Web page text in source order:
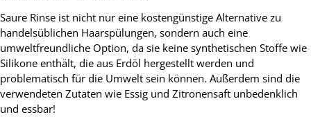
Saure Rinse ist nicht nur eine kostengünstige Alternative zu
handelsüblichen Haarspülungen, sondern auch eine
umweltfreundliche Option, da sie keine synthetischen Stoffe wie
Silikone enthält, die aus Erdöl hergestellt werden und
problematisch für die Umwelt sein können. Außerdem sind die
verwendeten Zutaten wie Essig und Zitronensaft unbedenklich
und essbar!